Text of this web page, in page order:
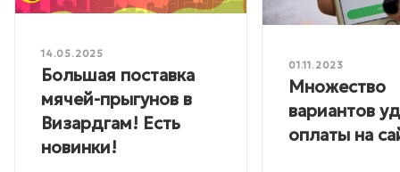
14.05.2025
Большая поставка
мячей-прыгунов в
Визардгам! Есть
новинки!
01.11.2023
Множество
вариантов
оплаты на